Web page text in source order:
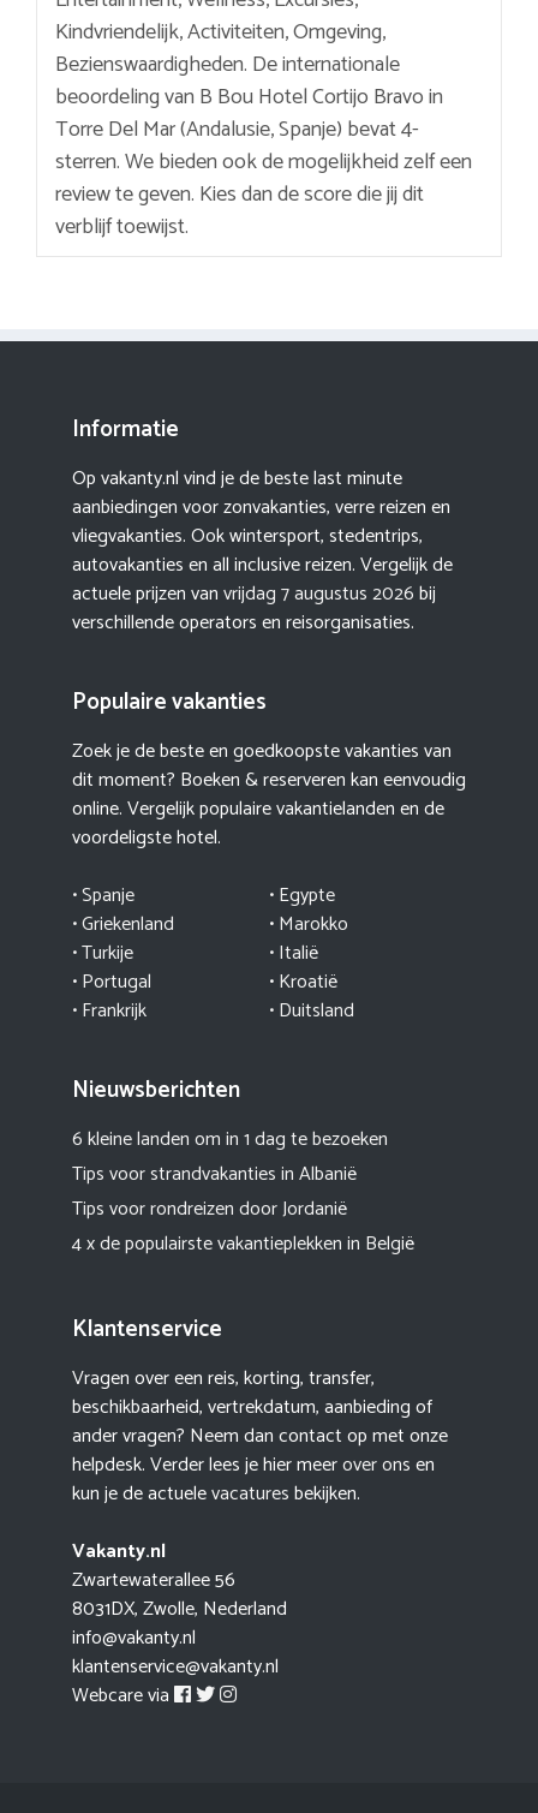
Kindvriendelijk, Activiteiten, Omgeving,
Bezienswaardigheden. De internationale
beoordeling van B Bou Hotel Cortijo Bravo in
Torre Del Mar (Andalusie, Spanje) bevat 4-
sterren. We bieden ook de mogelijkheid zelf een
review te geven. Kies dan de score die jij dit
verblijf toewijst.
Informatie
Op vakanty.nl vind je de beste last minute
aanbiedingen voor zonvakanties, verre reizen en
vliegvakanties. Ook wintersport, stedentrips,
autovakanties en all inclusive reizen. Vergelijk de
actuele prijzen vanvrijdag 7 augustus 2026bij
verschillende operators en reisorganisaties.
Populaire vakanties
Zoek je de beste en goedkoopste vakanties van
dit moment? Boeken & reserveren kan eenvoudig
online. Vergelijk populaire vakantielanden en de
voordeligste hotel.
• Spanje
• Griekenland
• Turkije
•Portugal
• Frankrijk
• Egypte
•Marokko
• Italië
•Kroatië
• Duitsland
Nieuwsberichten
6 kleine landen om in 1 dag te bezoeken
Tips voor strandvakanties in Albanië
Tips voor rondreizen door Jordanië
4 x de populairste vakantieplekken in België
Klantenservice
Vragen over een reis, korting, transfer,
beschikbaarheid, vertrekdatum, aanbieding of
ander vragen? Neem dan contact op met onze
helpdesk. Verder lees je hier meerover onsen
kun je de actuelevacaturesbekijken.
Vakanty.nl
Zwartewaterallee 56
8031DX, Zwolle, Nederland
info@vakanty.nl
klantenservice@vakanty.nl
Webcare via